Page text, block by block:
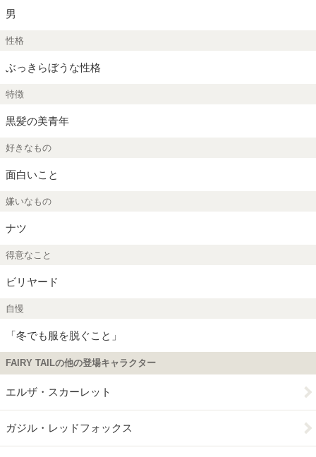
男
性格
ぶっきらぼうな性格
特徴
黒髪の美青年
好きなもの
面白いこと
嫌いなもの
ナツ
得意なこと
ビリヤード
自慢
「冬でも服を脱ぐこと」
FAIRY TAILの他の登場キャラクター
エルザ・スカーレット
ガジル・レッドフォックス